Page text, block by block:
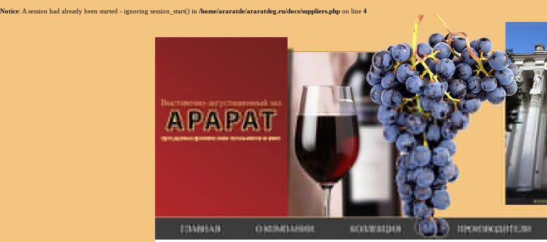
Notice: A session had already been started - ignoring session_start() in /home/araratde/araratdeg.ru/docs/suppliers.php on line 4